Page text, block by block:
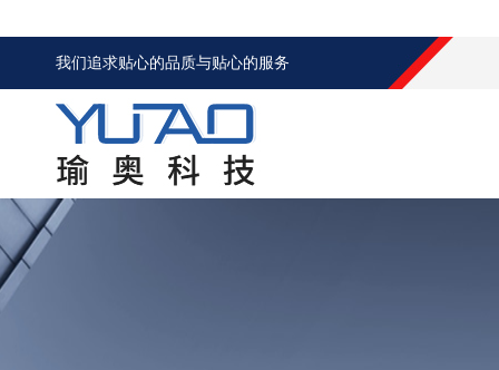
我们追求贴心的品质与贴心的服务